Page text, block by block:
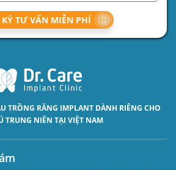
TƯ VẤN MIỄN PHÍ
TRỒNG RĂNG IMPLANT DÀNH RIÊNG CHO
TRUNG NIÊN TẠI VIỆT NAM